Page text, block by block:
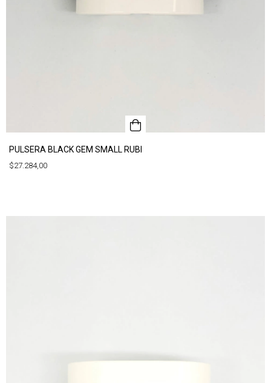
PULSERA BLACK GEM SMALL RUBI
$27.284,00